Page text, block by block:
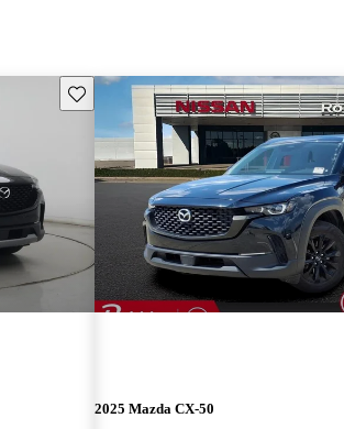
Guarda este Aviso
2025 Mazda CX-50